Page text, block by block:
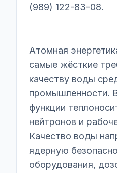
(989) 122-83-08.
Атомная
самые жёсткие
качеству воды
промышленности.
функции
нейтронов и
Качество воды
ядерную
оборудования,